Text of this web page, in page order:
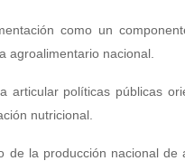
como un
agroalimentario nacional.
articular políticas públicas
nutricional.
la producción nacional